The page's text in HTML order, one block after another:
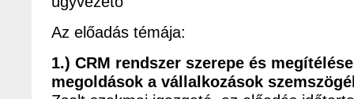
Az előadás témája:
1.) CRM rendszer szerepe és
megoldások a vállalkozások